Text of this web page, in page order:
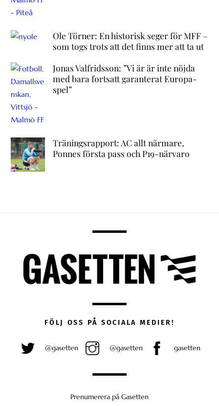
Ole Törner: En historisk seger för MFF –
som togs trots att det finns mer att ta ut
Jonas Valfridsson: ”Vi är är inte nöjda
med bara fortsatt garanterat Europa-
spel”
Träningsrapport: AC allt närmare,
Ponnes första pass och P19-närvaro
FÖLJ OSS PÅ SOCIALA MEDIER!
@gasetten @gasetten gasetten
Prenumerera på Gasetten